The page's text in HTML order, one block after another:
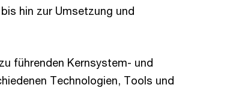
hin zur Umsetzung und
führenden Kernsystem- und
Technologien, Tools und